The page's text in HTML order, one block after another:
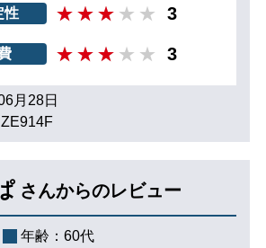
性 3
3
月28日
さんからのレビュー
年齢： 60代